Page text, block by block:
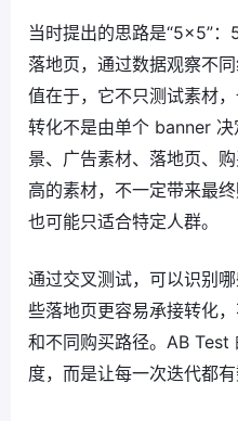
当时提出的思路是“5×5”
落地页，通过数据观察不
值在于，它不只测试素材
转化不是由单个 banner
景、广告素材、落地页、
高的素材，不一定带来最
也可能只适合特定人群。
通过交叉测试，可以识别
些落地页更容易承接转化
和不同购买路径。AB Test
度，而是让每一次迭代都有